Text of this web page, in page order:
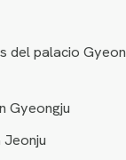
del palacio
Gyeongju